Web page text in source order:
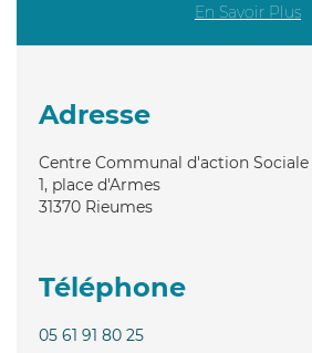
En Savoir Plus
Adresse
Centre Communal d'action Sociale
1, place d'Armes
31370 Rieumes
Téléphone
05 61 91 80 25